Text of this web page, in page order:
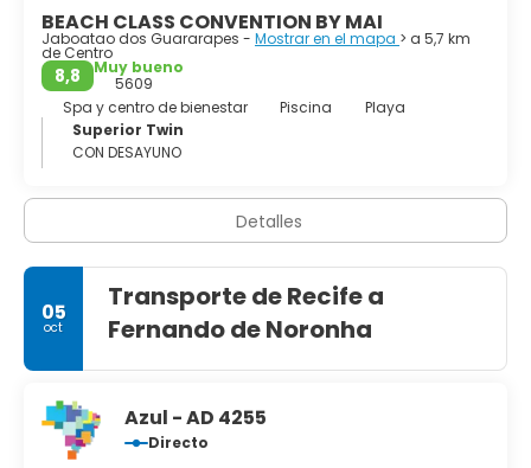
BEACH CLASS CONVENTION BY MAI
Jaboatao dos Guararapes - Mostrar en el mapa > a 5,7 km
de Centro
8,8
Muy bueno
5609
Spa y centro de bienestar
Piscina
Playa
Superior Twin
CON DESAYUNO
Detalles
05
oct
Transporte de Recife a
Fernando de Noronha
Azul - AD 4255
Directo